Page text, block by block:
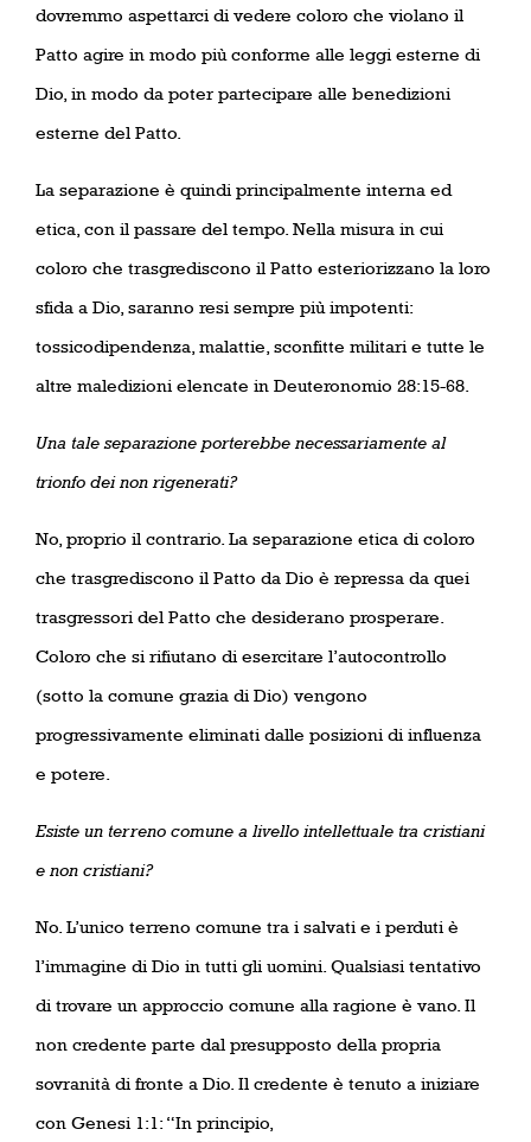
dovremmo aspettarci di vedere coloro che violano il
Patto agire in modo più conforme alle leggi esterne di
Dio, in modo da poter partecipare alle benedizioni
esterne del Patto.
La separazione è quindi principalmente interna ed
etica, con il passare del tempo. Nella misura in cui
coloro che trasgrediscono il Patto esteriorizzano la loro
sfida a Dio, saranno resi sempre più impotenti:
tossicodipendenza, malattie, sconfitte militari e tutte le
altre maledizioni elencate in Deuteronomio 28:15-68.
Una tale separazione porterebbe necessariamente al
trionfo dei non rigenerati?
No, proprio il contrario. La separazione etica di coloro
che trasgrediscono il Patto da Dio è repressa da quei
trasgressori del Patto che desiderano prosperare.
Coloro che si rifiutano di esercitare l’autocontrollo
(sotto la comune grazia di Dio) vengono
progressivamente eliminati dalle posizioni di influenza
e potere.
Esiste un terreno comune a livello intellettuale tra cristiani
e non cristiani?
No. L’unico terreno comune tra i salvati e i perduti è
l’immagine di Dio in tutti gli uomini. Qualsiasi tentativo
di trovare un approccio comune alla ragione è vano. Il
non credente parte dal presupposto della propria
sovranità di fronte a Dio. Il credente è tenuto a iniziare
con Genesi 1:1: “In principio,